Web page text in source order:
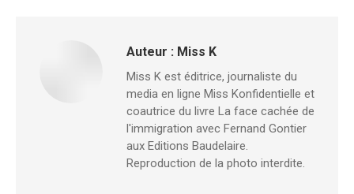
Auteur : Miss K
Miss K est éditrice, journaliste du
media en ligne Miss Konfidentielle et
coautrice du livre La face cachée de
l'immigration avec Fernand Gontier
aux Editions Baudelaire.
Reproduction de la photo interdite.